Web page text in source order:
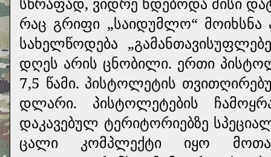
რაც გრიფი „საიდუმლო“ მოიხსნა
სახელწოდება
დღეს არის ცნობილი. ერთი
7,5 წამი. პისტოლეტის
დლარი. პისტოლეტების
დაკავებულ ტერიტორიებზე
ცალი კომპლექტი იყო